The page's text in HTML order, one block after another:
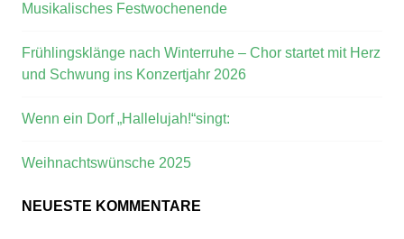
Musikalisches Festwochenende
Frühlingsklänge nach Winterruhe – Chor startet mit Herz
und Schwung ins Konzertjahr 2026
Wenn ein Dorf „Hallelujah!“singt:
Weihnachtswünsche 2025
NEUESTE KOMMENTARE